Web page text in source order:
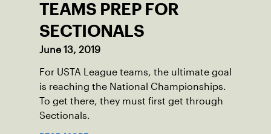
TEAMS PREP FOR
SECTIONALS
June 13, 2019
For USTA League teams, the ultimate goal
is reaching the National Championships.
To get there, they must first get through
Sectionals.